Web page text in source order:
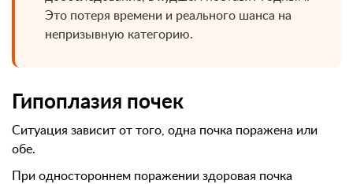
Это потеря времени и реального шанса на
непризывную категорию.
Гипоплазия почек
Ситуация зависит от того, одна почка поражена или
обе.
При одностороннем поражении здоровая почка